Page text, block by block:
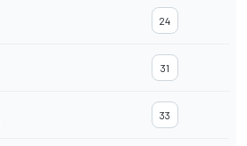
24
31
33